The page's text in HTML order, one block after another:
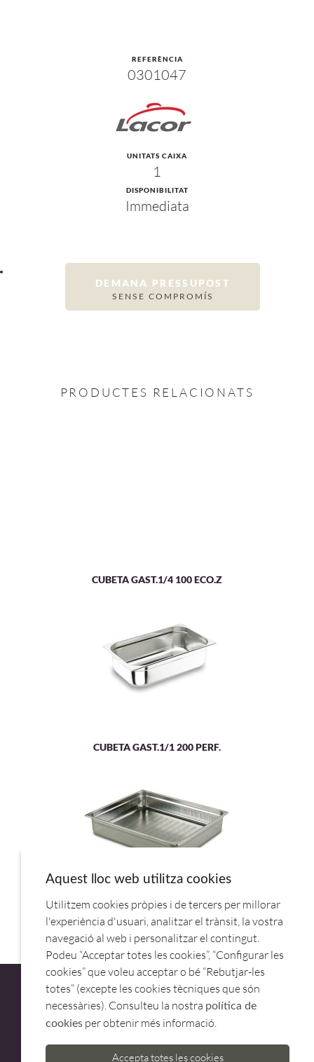
REFERÈNCIA
0301047
UNITATS CAIXA
1
DISPONIBILITAT
Immediata
DEMANA PRESSUPOST
SENSE COMPROMÍS
PRODUCTES RELACIONATS
CUBETA GAST.1/4 100 ECO.Z
CUBETA GAST.1/1 200 PERF.
CUBETA GAST.1/1 100 PERF.66112.LACOR
ATENCIÓ AL CLIENT
Aquest lloc web utilitza cookies
Utilitzem cookies pròpies i de tercers per millorar
l'experiència d'usuari, analitzar el trànsit, la vostra
navegació al web i personalitzar el contingut.
Podeu “Acceptar totes les cookies”, “Configurar les
cookies” que voleu acceptar o bé “Rebutjar-les
totes” (excepte les cookies tècniques que són
necessàries). Consulteu la nostra política de
cookies per obtenir més informació.
Accepta totes les cookies